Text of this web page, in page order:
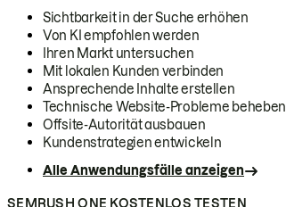
Sichtbarkeit in der Suche erhöhen
Von KI empfohlen werden
Ihren Markt untersuchen
Mit lokalen Kunden verbinden
Ansprechende Inhalte erstellen
Technische Website-Probleme beheben
Offsite-Autorität ausbauen
Kundenstrategien entwickeln
Alle Anwendungsfälle anzeigen
SEMRUSH ONE KOSTENLOS TESTEN